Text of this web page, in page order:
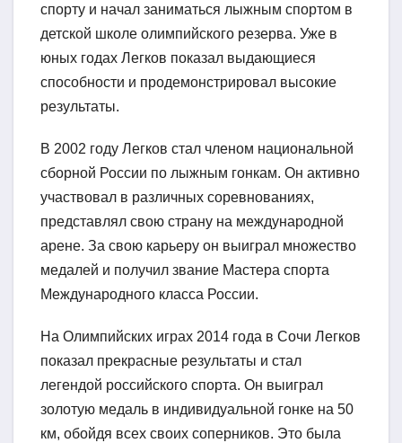
спорту и начал заниматься лыжным спортом в
детской школе олимпийского резерва. Уже в
юных годах Легков показал выдающиеся
способности и продемонстрировал высокие
результаты.
В 2002 году Легков стал членом национальной
сборной России по лыжным гонкам. Он активно
участвовал в различных соревнованиях,
представлял свою страну на международной
арене. За свою карьеру он выиграл множество
медалей и получил звание Мастера спорта
Международного класса России.
На Олимпийских играх 2014 года в Сочи Легков
показал прекрасные результаты и стал
легендой российского спорта. Он выиграл
золотую медаль в индивидуальной гонке на 50
км, обойдя всех своих соперников. Это была